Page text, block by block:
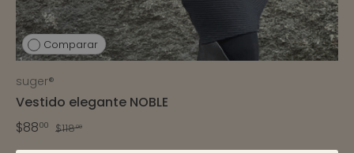
Comparar
suger®
Vestido elegante NOBLE
$8800 $11800